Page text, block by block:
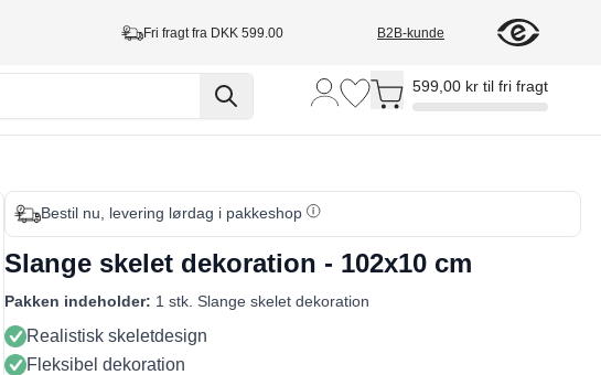
Fri fragt fra DKK 599.00 B2B-kunde
Toggle minicart, Cart is empty
599,00 kr til fri fragt
Bestil nu, levering lørdag i pakkeshop
Slange skelet dekoration - 102x10 cm
Pakken indeholder: 1 stk. Slange skelet dekoration
Realistisk skeletdesign
Fleksibel dekoration